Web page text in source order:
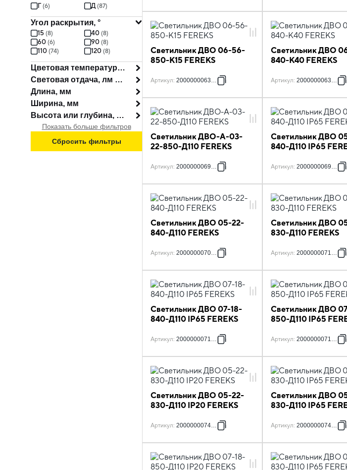
Г (6) Д (87)
Угол раскрытия, °
15 (8) 40 (8)
60 (6) 90 (8)
110 (74) 120 (8)
Цветовая температура, К
Световая отдача, лм на Вт
Длина, мм
Ширина, мм
Высота или глубина, мм
Показать больше фильтров
Сбросить фильтры
Светильник ДВО 06-56-
850-К15 FEREKS
Артикул: 2000000063119
Светильник ДВО
840-К40 FEREKS
Артикул: 2000000063355
Светильник ДВО-А-03-
22-850-Д110 FEREKS
Артикул: 2000000069234
Светильник ДВО
840-Д110 IP65
Артикул: 2000000069241
Светильник ДВО 05-22-
840-Д110 FEREKS
Артикул: 2000000070711
Светильник ДВО
830-Д110 FEREKS
Артикул: 2000000071732
Светильник ДВО 07-18-
840-Д110 IP65 FEREKS
Артикул: 2000000071855
Светильник ДВО
850-Д110 IP65
Артикул: 2000000071862
Светильник ДВО 05-22-
830-Д110 IP20 FEREKS
Артикул: 2000000074481
Светильник ДВО
830-Д110 IP65
Артикул: 2000000074498